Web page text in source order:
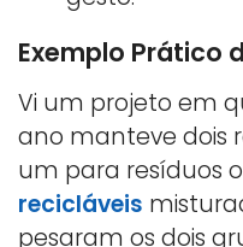
Exemplo Prático
Vi um projeto em
ano manteve dois
um para resíduos
recicláveis
pesaram os dois